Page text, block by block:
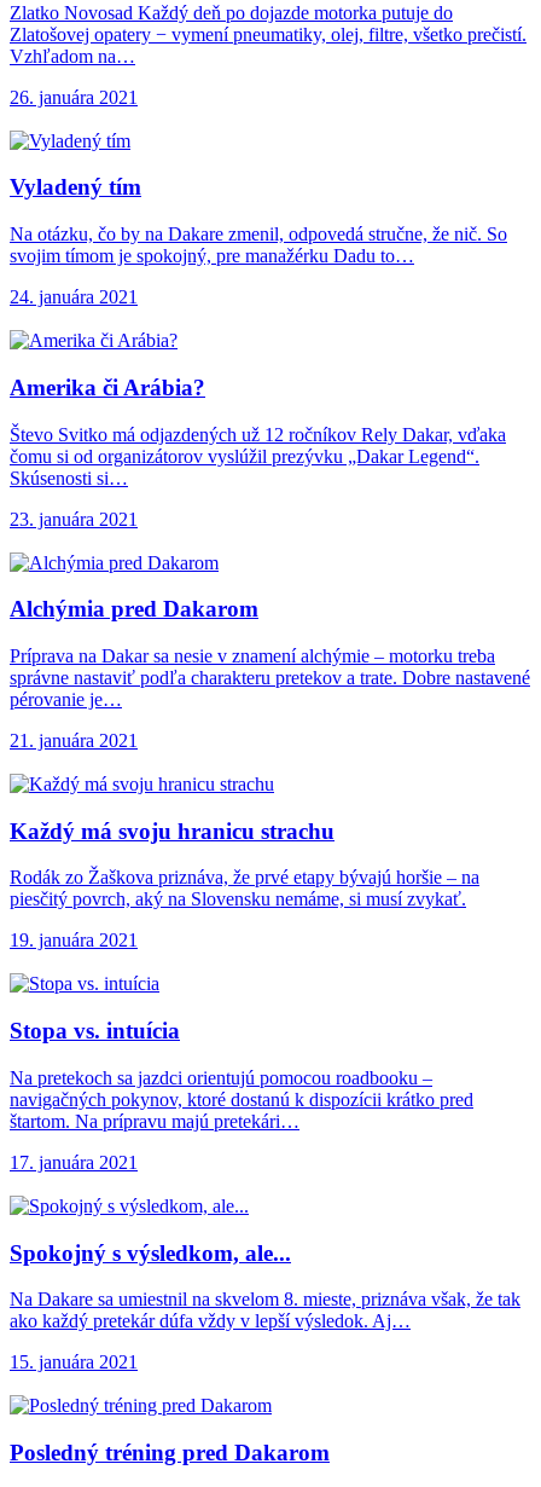
Zlatko Novosad Každý deň po dojazde motorka putuje do
Zlatošovej opatery − vymení pneumatiky, olej, filtre, všetko prečistí.
Vzhľadom na…
26. januára 2021
Vyladený tím
Na otázku, čo by na Dakare zmenil, odpovedá stručne, že nič. So
svojim tímom je spokojný, pre manažérku Dadu to…
24. januára 2021
Amerika či Arábia?
Števo Svitko má odjazdených už 12 ročníkov Rely Dakar, vďaka
čomu si od organizátorov vyslúžil prezývku „Dakar Legend“.
Skúsenosti si…
23. januára 2021
Alchýmia pred Dakarom
Príprava na Dakar sa nesie v znamení alchýmie – motorku treba
správne nastaviť podľa charakteru pretekov a trate. Dobre nastavené
pérovanie je…
21. januára 2021
Každý má svoju hranicu strachu
Rodák zo Žaškova priznáva, že prvé etapy bývajú horšie – na
piesčitý povrch, aký na Slovensku nemáme, si musí zvykať.
19. januára 2021
Stopa vs. intuícia
Na pretekoch sa jazdci orientujú pomocou roadbooku –
navigačných pokynov, ktoré dostanú k dispozícii krátko pred
štartom. Na prípravu majú pretekári…
17. januára 2021
Spokojný s výsledkom, ale...
Na Dakare sa umiestnil na skvelom 8. mieste, priznáva však, že tak
ako každý pretekár dúfa vždy v lepší výsledok. Aj…
15. januára 2021
Posledný tréning pred Dakarom